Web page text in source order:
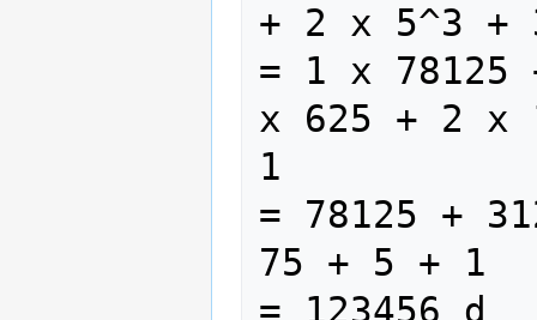
+ 2 x 5^3 +
= 1 x 78125
x 625 + 2 x
1
= 78125 +
75 + 5 + 1